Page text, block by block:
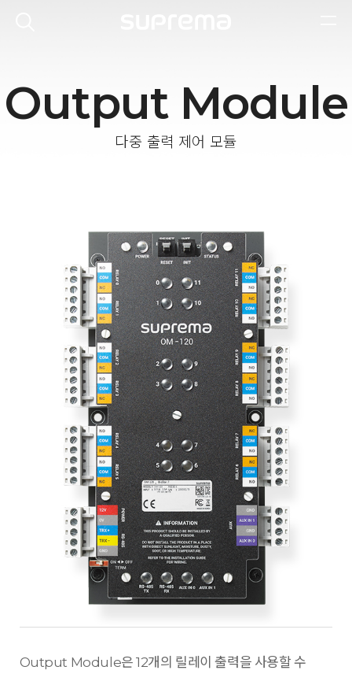
Output Module
다중 출력 제어 모듈
Output Module은 12개의 릴레이 출력을 사용할 수